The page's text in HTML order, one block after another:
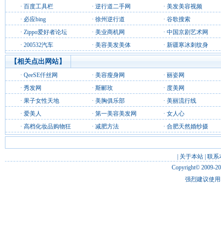
· 百度工具栏 · 逆行道二手网 · 美发美容视频
· 必应bing · 徐州逆行道 · 谷歌搜索
· Zippo爱好者论坛 · 美业商机网 · 中国京剧艺术网
· 200532汽车 · 美容美发美体 · 新疆寒冰刺纹身
【相关点出网站】
· QeeSE仟丝网 · 美容瘦身网 · 丽姿网
· 秀发网 · 斯郦玫 · 度美网
· 果子女性天地 · 美胸俱乐部 · 美丽流行线
· 爱美人 · 第一美容美发网 · 女人心
· 高档化妆品购物狂 · 减肥方法 · 合肥天然婚纱摄
关于本站 联系
Copyright© 2009-
强烈建议使